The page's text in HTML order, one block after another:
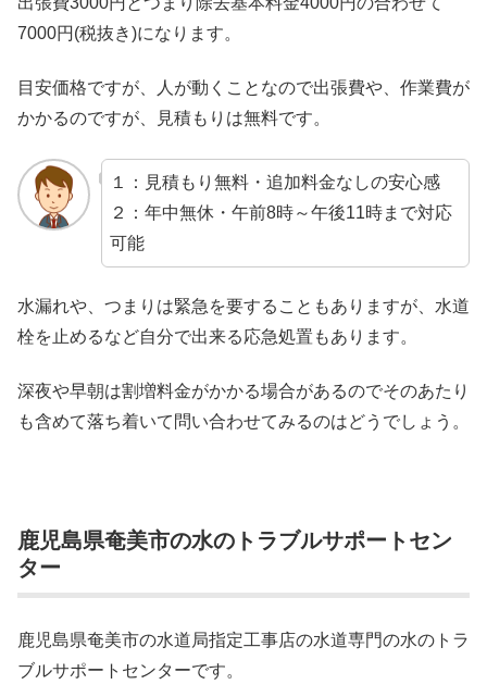
7000円(税抜き)になります。
目安価格ですが、人が動くことなので出張費や、作業費が
かかるのですが、見積もりは無料です。
１：見積もり無料・追加料金なしの安心感
２：年中無休・午前8時～午後11時まで対応
可能
水漏れや、つまりは緊急を要することもありますが、水道
栓を止めるなど自分で出来る応急処置もあります。
深夜や早朝は割増料金がかかる場合があるのでそのあたり
も含めて落ち着いて問い合わせてみるのはどうでしょう。
鹿児島県奄美市の水のトラブルサポートセン
ター
鹿児島県奄美市の水道局指定工事店の水道専門の水のトラ
ブルサポートセンターです。